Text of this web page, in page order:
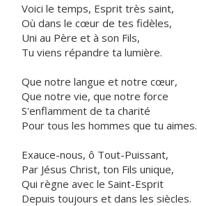
Voici le temps, Esprit très saint,
Où dans le cœur de tes fidèles,
Uni au Père et à son Fils,
Tu viens répandre ta lumière.
Que notre langue et notre cœur,
Que notre vie, que notre force
S'enflamment de ta charité
Pour tous les hommes que tu aimes.
Exauce-nous, ô Tout-Puissant,
Par Jésus Christ, ton Fils unique,
Qui règne avec le Saint-Esprit
Depuis toujours et dans les siècles.